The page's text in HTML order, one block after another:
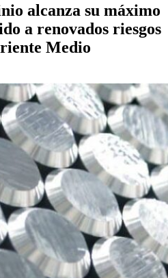
alcanza su máximo
a renovados riesgos
Medio